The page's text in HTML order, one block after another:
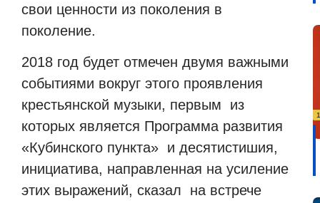
свои ценности из поколения в
поколение.
2018 год будет отмечен двумя важными
событиями вокруг этого проявления
крестьянской музыки, первым
из
которых является Программа развития
«Кубинского пункта» и десятистишия,
инициатива, направленная на усиление
этих выражений, сказал
на встрече